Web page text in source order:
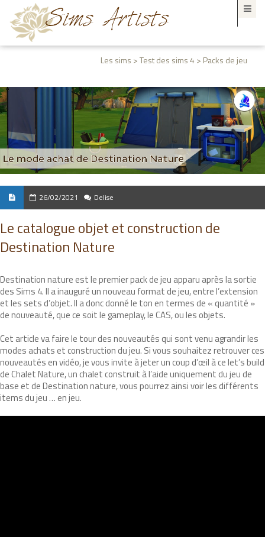
Les sims > Test des sims 4 > Packs de jeu
26/02/2021 Delise
Le catalogue objet et construction de
Destination Nature
Destination nature est le premier pack de jeu apparu après la sortie
des Sims 4. Il a inauguré un nouveau format de jeu, entre l’extension
et les sets d’objet. Il a donc donné le ton en termes de « quantité »
de nouveauté, que ce soit le gameplay, le CAS, ou les objets.
Cet article va faire le tour des nouveautés qui sont venu agrandir les
modes achats et construction du jeu. Si vous souhaitez retrouver ces
nouveautés en vidéo, je vous invite à jeter un coup d’œil à ce let’s build
de Chalet Nature, un chalet construit à l’aide uniquement du jeu de
base et de Destination nature, vous pourrez ainsi voir les différents
items du jeu … en jeu.